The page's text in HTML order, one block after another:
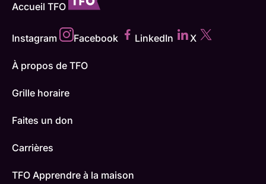
Accueil TFO
Instagram Facebook LinkedIn X
À propos de TFO
Grille horaire
Faites un don
Carrières
TFO Apprendre à la maison